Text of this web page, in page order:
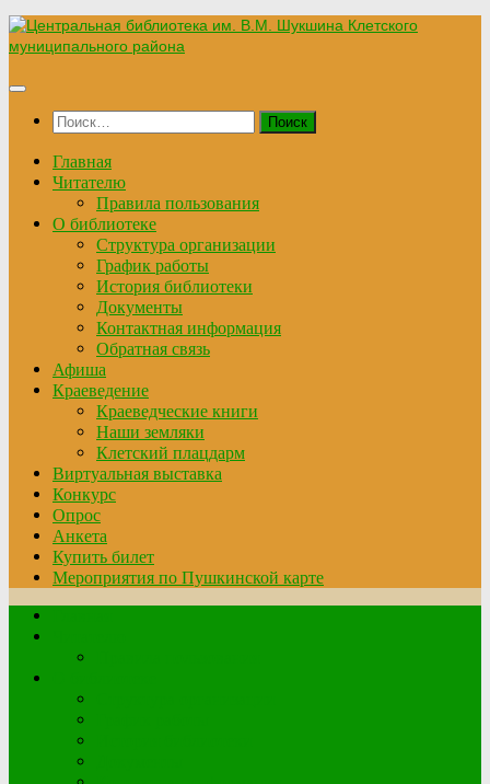
Перейти
к
Найти:
Главная
Читателю
Правила пользования
О библиотеке
Структура организации
График работы
История библиотеки
Документы
Контактная информация
Обратная связь
Афиша
Краеведение
Краеведческие книги
Наши земляки
Клетский плацдарм
Виртуальная выставка
Конкурс
Опрос
Анкета
Купить билет
Мероприятия по Пушкинской карте